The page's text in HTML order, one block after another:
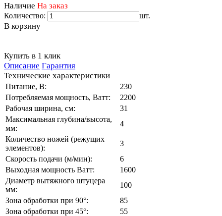
Наличие На заказ
Количество: шт.
В корзину
Купить в 1 клик
Описание Гарантия
Технические характеристики
Питание, В:
230
Потребляемая мощность, Ватт:
2200
Рабочая ширина, см:
31
Максимальная глубина/высота,
мм:
4
Количество ножей (режущих
элементов):
3
Скорость подачи (м/мин):
6
Выходная мощность Ватт:
1600
Диаметр вытяжного штуцера
мм:
100
Зона обработки при 90°:
85
Зона обработки при 45°:
55